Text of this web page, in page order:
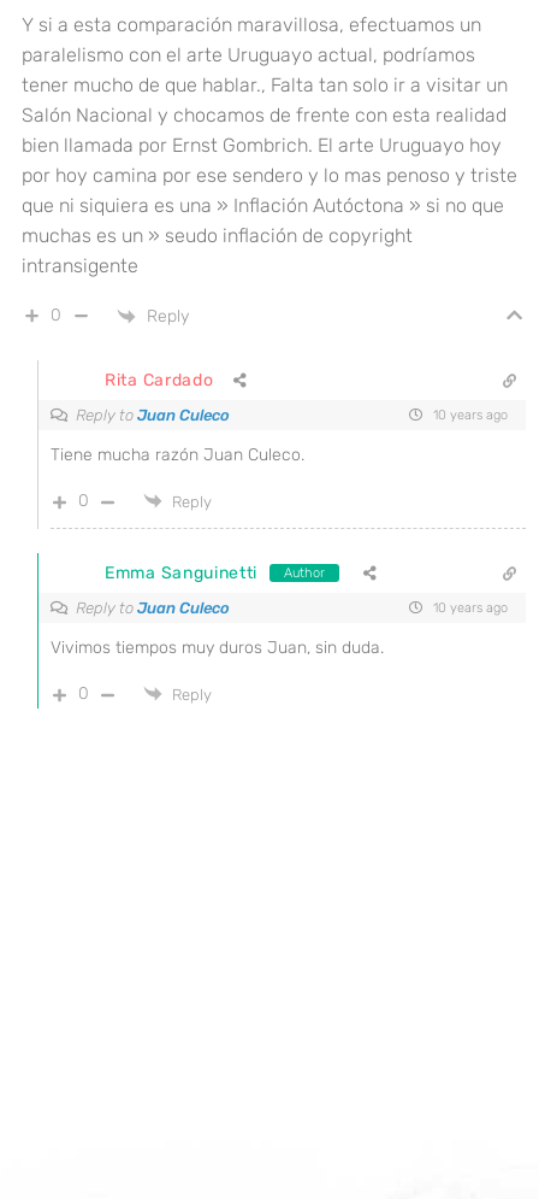
Y si a esta comparación maravillosa, efectuamos un
paralelismo con el arte Uruguayo actual, podríamos
tener mucho de que hablar., Falta tan solo ir a visitar un
Salón Nacional y chocamos de frente con esta realidad
bien llamada por Ernst Gombrich. El arte Uruguayo hoy
por hoy camina por ese sendero y lo mas penoso y triste
que ni siquiera es una » Inflación Autóctona » si no que
muchas es un » seudo inflación de copyright
intransigente
0 Reply
Rita Cardado
Reply to Juan Culeco 10 years ago
Tiene mucha razón Juan Culeco.
0 Reply
Emma Sanguinetti Author
Reply to Juan Culeco 10 years ago
Vivimos tiempos muy duros Juan, sin duda.
0 Reply